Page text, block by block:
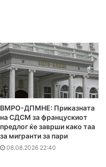
ВМРО-ДПМНЕ: Приказната
на СДСМ за францускиот
предлог ќе заврши како таа
за мигранти за пари
06.08.2026 22:40